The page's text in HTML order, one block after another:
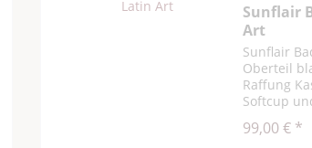
Sunflair
Art
Sunflair
Oberteil
Raffung
Softcup
verstellbar
99,00 € *